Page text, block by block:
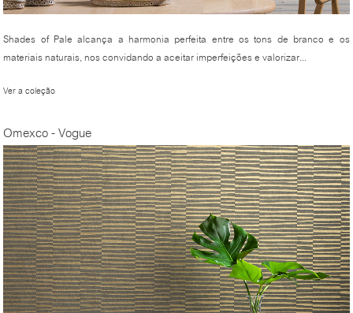
Shades of Pale alcança a harmonia perfeita entre os tons de branco e os
materiais naturais, nos convidando a aceitar imperfeições e valorizar...
Ver a coleção
Omexco - Vogue